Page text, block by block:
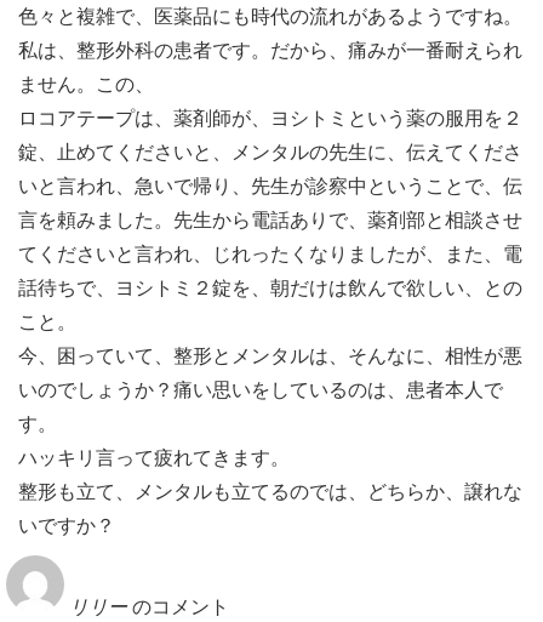
色々と複雑で、医薬品にも時代の流れがあるようですね。
私は、整形外科の患者です。だから、痛みが一番耐えられ
ません。この、
ロコアテープは、薬剤師が、ヨシトミという薬の服用を２
錠、止めてくださいと、メンタルの先生に、伝えてくださ
いと言われ、急いで帰り、先生が診察中ということで、伝
言を頼みました。先生から電話ありで、薬剤部と相談させ
てくださいと言われ、じれったくなりましたが、また、電
話待ちで、ヨシトミ２錠を、朝だけは飲んで欲しい、との
こと。
今、困っていて、整形とメンタルは、そんなに、相性が悪
いのでしょうか？痛い思いをしているのは、患者本人で
す。
ハッキリ言って疲れてきます。
整形も立て、メンタルも立てるのでは、どちらか、譲れな
いですか？
リリー のコメント